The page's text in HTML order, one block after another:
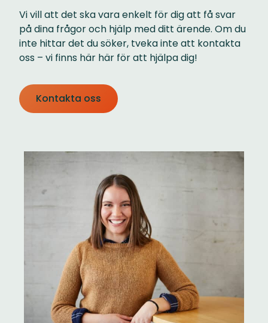
Vi vill att det ska vara enkelt för dig att få svar
på dina frågor och hjälp med ditt ärende. Om du
inte hittar det du söker, tveka inte att kontakta
oss – vi finns här här för att hjälpa dig!
Kontakta oss